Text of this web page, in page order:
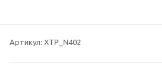
Артикул: XTP_N402